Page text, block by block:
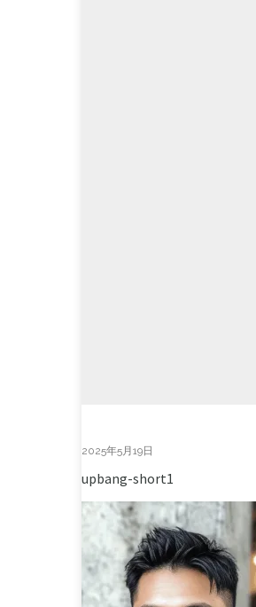
2025年5月19日
upbang-short1